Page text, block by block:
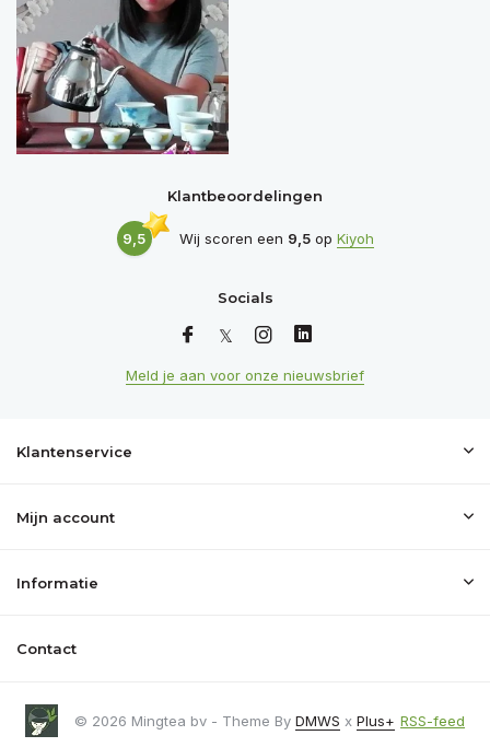
Klantbeoordelingen
9,5 Wij scoren een 9,5op Kiyoh
Socials
Meld je aan voor onze nieuwsbrief
Klantenservice
Mijn account
Informatie
Contact
© 2026 Mingtea bv - Theme By DMWS x Plus+ RSS-feed